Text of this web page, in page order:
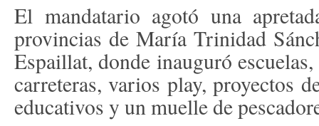
El mandatario agotó una
provincias de María Trinidad
Espaillat, donde inauguró
carreteras, varios play, proyectos
educativos y un muelle de